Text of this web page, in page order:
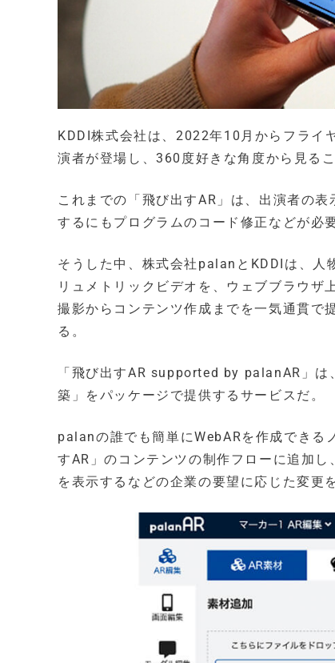
KDDI株式会社は、2022年10月からフライ
演者が登場し、360度好きな角度から見る
これまでの「飛び出すAR」は、出演者の
するにもプログラムのコード修正などが必
そうした中、株式会社palanとKDDIは、人
リュメトリックビデオを、ウェブブラウザ
撮影からコンテンツ作成までを一気通貫
る。
「飛び出すAR supported by palanAR」
築」をパッケージで提供するサービスだ。
palanの誰でも簡単にWebARを作成できる
すAR」のコンテンツの制作フローに追加
を表示するなどの企業の要望に応じた変更